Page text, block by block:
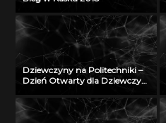
Dziewczyny na Politechniki –
Dzień Otwarty dla Dziewczyn